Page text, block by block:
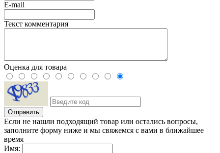
E-mail
Текст комментария
Оценка для товара
Если не нашли подходящий товар или остались вопросы,
заполните форму ниже и мы свяжемся с вами в ближайшее
время
Имя: